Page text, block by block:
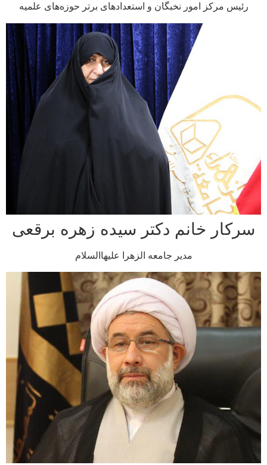
مرکز امور نخبگان و استعدادهای برتر حوزه‌های علمیه
خانم دکتر سیده زهره برقعی
مدیر جامعه الزهرا علیهاالسلام